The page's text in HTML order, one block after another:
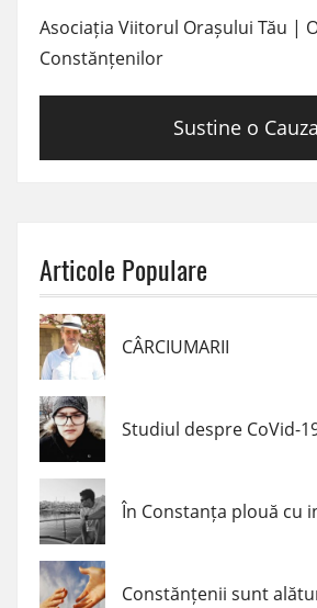
Asociația Viitorul Orașului Tău |
Constănțenilor
Sustine o Cauza
Articole Populare
CÂRCIUMARII
În Constanța plouă cu